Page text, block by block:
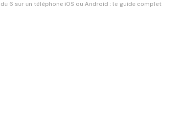
6 sur un téléphone iOS ou Android : le guide complet